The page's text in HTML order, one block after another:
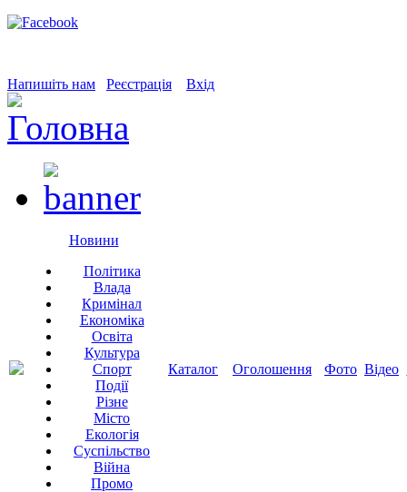
Напишіть нам Реєстрація Вхід
Новини
Політика
Влада
Кримінал
Економіка
Освіта
Культура
Спорт
Події
Різне
Місто
Екологія
Суспільство
Війна
Промо
Каталог Оголошення Фото Відео